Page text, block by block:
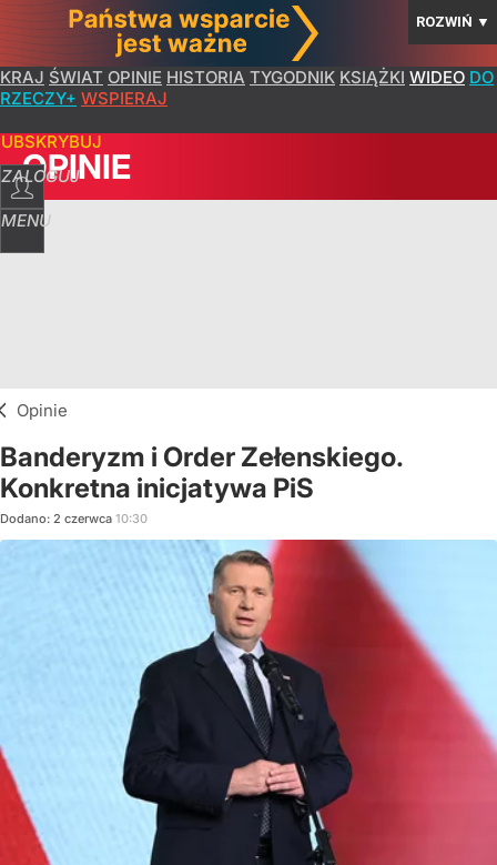
ROZWIŃ ▼
KRAJ ŚWIAT OPINIE HISTORIA TYGODNIK KSIĄŻKI WIDEO DO
RZECZY+ WSPIERAJ
ZALOGUJ
MENU
OPINIE
Opinie
Banderyzm i Order Zełenskiego.
Konkretna inicjatywa PiS
Dodano: 2 czerwca 10:30